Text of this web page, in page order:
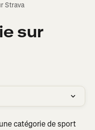
Strava
sur
catégorie de sport